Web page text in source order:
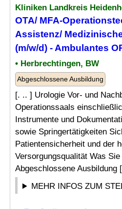
Kliniken Landkreis
OTA/ MFA-
Assistenz/
(m/w/d) - Ambulantes
• Herbrechtingen, BW
Abgeschlossene Ausbildung
[. .. ] Urologie Vor- und
Operationssaals
Instrumente und
sowie Springertätigkeiten
Patientensicherheit und der
Versorgungsqualität Was
Abgeschlossene Ausbildung
MEHR INFOS ZUM